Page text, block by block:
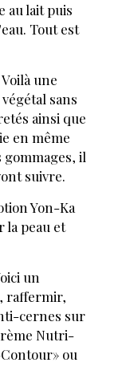
au lait puis
Tout est
Voilà une
sans
ainsi que
en même
gommages, il
suivre.
Yon-Ka
la peau et
un
raffermir,
cernes sur
Nutri-
ou